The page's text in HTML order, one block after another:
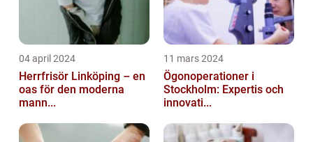
04 april 2024
Herrfrisör Linköping – en
oas för den moderna
mann...
11 mars 2024
Ögonoperationer i
Stockholm: Expertis och
innovati...